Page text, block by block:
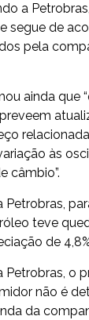
a
segue de
pela
ainda que
às
câmbio”.
Petrobras,
teve
de
Petrobras, o
não é
da